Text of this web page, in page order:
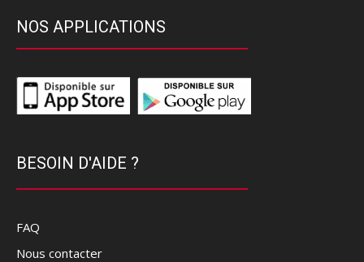
NOS APPLICATIONS
BESOIN D'AIDE ?
FAQ
Nous contacter